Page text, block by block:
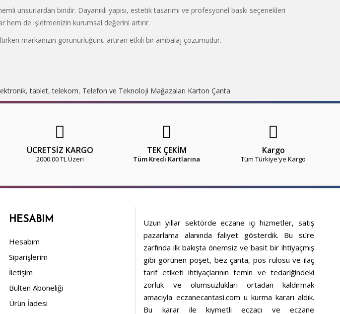
unsurlardan biridir. Dayanıklı yapısı, estetik tasarımı ve profesyonel baskı seçenekleri
hem de işletmenizin kurumsal değerini artırır.
markanızın görünürlüğünü artıran etkili bir ambalaj çözümüdür.
,tablet,telekom, Telefon ve Teknoloji Mağazaları Karton Çanta
ÜCRETSİZ KARGO
2000.00 TL Üzeri
TEK ÇEKİM
Tüm Kredi Kartlarına
Kargo
Tüm Türkiye'ye Kargo
HESABIM
Hesabım
Siparişlerim
İletişim
Bülten Aboneliği
Ürün İadesi
Uzun yıllar sektörde eczane içi hizmetler, satış
pazarlama alanında faliyet gösterdik. Bu süre
zarfında ilk bakışta önemsiz ve basit bir ihtiyaçmış
gibi görünen poşet, bez çanta, pos rulosu ve ilaç
tarif etiketi ihtiyaçlarının temin ve tedariğindeki
zorluk ve olumsuzlukları ortadan kaldırmak
amacıyla eczanecantasi.com u kurma kararı aldık.
Bu karar ile kıymetli eczacı ve eczane